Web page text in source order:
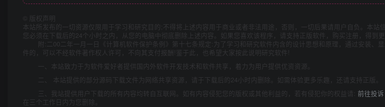
版权声明
本站所发布的一切资源仅限用于学习和研究目的;不得将上述内容用于商业或者非法用途，否则，一切后果请用户自负。本站
您必须在下载后的24个小时之内，从您的电脑中彻底删除上述内容。如果您喜欢该程序，请支持正版软件，购买注册，得到更
附:二00二年一月一日《计算机软件保护条例》第十七条规定:为了学习和研究软件内含的设计思想和原理，通过安装、
件的，可以不经软件著作权人许可，不向其支付报酬!鉴于此，也希望大家按此说明研究软件!
一、本站致力于为软件爱好者提供国内外软件开发技术和软件共享，着力为用户提供优资资源。
二、 本站提供的部分源码下载文件为网络共享资源，请于下载后的24小时内删除。如需体验更多乐趣，还请支持正版。
三、我站提供用户下载的所有内容均转自互联网。如有内容侵犯您的版权或其他利益的，若有侵犯你的权益请: 前往投诉
在三个工作日内为您删除。